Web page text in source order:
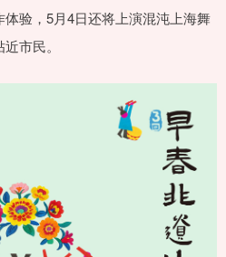
验，5月4日还将上演混沌上海舞
市民。